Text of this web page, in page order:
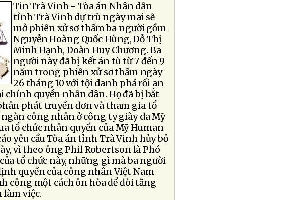
Tin Trà Vinh - Tòa án Nhân dân
tỉnh Trà Vinh dự trù ngày mai sẽ
mở phiên xử sơ thẩm ba người gồm
Nguyễn Hoàng Quốc Hùng, Ðỗ Thị
Minh Hạnh, Ðoàn Huy Chương. Ba
người này đã bị kết án tù từ 7 đến 9
năm trong phiên xử sơ thẩm ngày
26 tháng 10 với tội danh phá rối an
quyền nhân dân. Họ đã bị bắt
phát truyền đơn và tham gia tổ
ngàn công nhân ở công ty giày da Mỹ
tổ chức nhân quyền của Mỹ Human
yêu cầu Tòa án tỉnh Trà Vinh hủy bỏ
vì theo ông Phil Robertson là Phó
tổ chức này, những gì mà ba người
quyền của công nhân Việt Nam
công một cách ôn hòa để đòi tăng
làm việc.